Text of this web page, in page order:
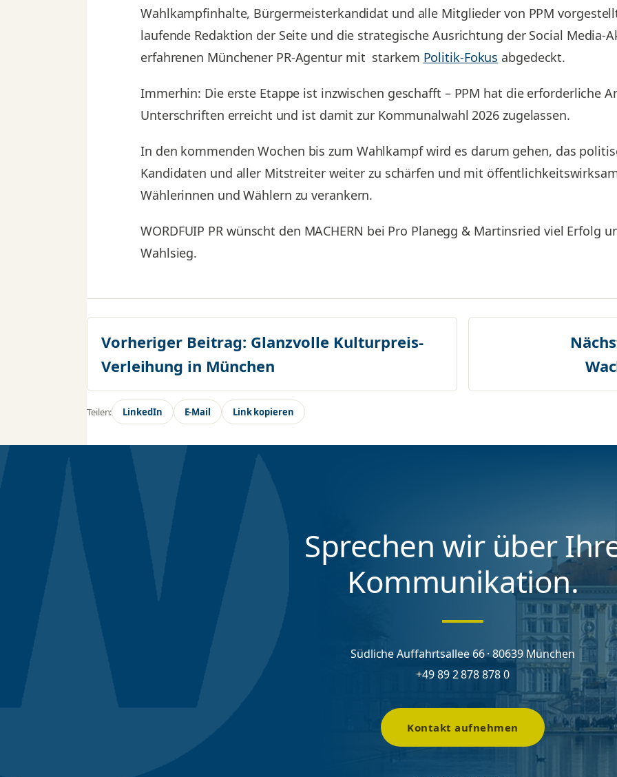
Wahlkampfinhalte, Bürgermeisterkandidat und alle Mitglieder von PPM
laufende Redaktion der Seite und die strategische Ausrichtung der Social Media-
erfahrenen Münchener PR-Agentur mit starkem Politik-Fokus abgedeckt.
Immerhin: Die erste Etappe ist inzwischen geschafft – PPM hat die erforderliche
Unterschriften erreicht und ist damit zur Kommunalwahl 2026 zugelassen.
In den kommenden Wochen bis zum Wahlkampf wird es darum gehen, das
Kandidaten und aller Mitstreiter weiter zu schärfen und mit
Wählerinnen und Wählern zu verankern.
WORDFUIP PR wünscht den MACHERN bei Pro Planegg & Martinsried viel Erfolg
Wahlsieg.
Vorheriger Beitrag: Glanzvolle Kulturpreis-
Verleihung in München
Teilen: LinkedIn E-Mail Link kopieren
Sprechen wir über
Kommunikation.
Südliche Auffahrtsallee 66 · 80639 München
+49 89 2 878 878 0
Kontakt aufnehmen